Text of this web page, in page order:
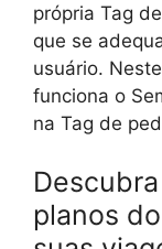
própria Tag
que se
usuário.
funciona o
na Tag de
planos